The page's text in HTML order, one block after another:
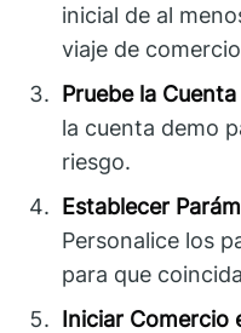
inicial de al
viaje de
Pruebe la
la cuenta demo
riesgo.
Establecer
Personalice los
para que
Iniciar Comercio